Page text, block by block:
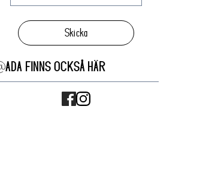
Skicka
ADA FINNS OCKSÅ HÄR